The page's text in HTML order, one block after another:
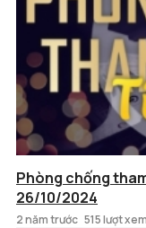
Phòng chống
26/10/2024
2 năm trước 515 lượt xem